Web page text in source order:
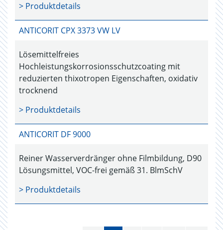
> Produktdetails
ANTICORIT CPX 3373 VW LV
Lösemittelfreies
Hochleistungskorrosionsschutzcoating mit
reduzierten thixotropen Eigenschaften, oxidativ
trocknend
> Produktdetails
ANTICORIT DF 9000
Reiner Wasserverdränger ohne Filmbildung, D90
Lösungsmittel, VOC-frei gemäß 31. BlmSchV
> Produktdetails